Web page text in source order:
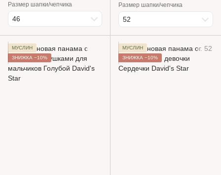
Размер шапки/чепчика
46
Размер шапки/чепчика
52
МУСЛИН
ЗНИЖКА −10%
МУСЛИН
ЗНИЖКА −10%